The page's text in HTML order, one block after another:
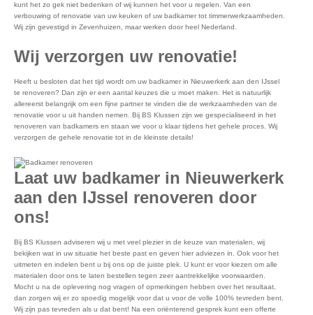
kunt het zo gek niet bedenken of wij kunnen het voor u regelen. Van een
verbouwing of renovatie van uw keuken of uw badkamer tot timmerwerkzaamheden.
Wij zijn gevestigd in Zevenhuizen, maar werken door heel Nederland.
Wij verzorgen uw renovatie!
Heeft u besloten dat het tijd wordt om uw badkamer in Nieuwerkerk aan den IJssel
te renoveren? Dan zijn er een aantal keuzes die u moet maken. Het is natuurlijk
allereerst belangrijk om een fijne partner te vinden die de werkzaamheden van de
renovatie voor u uit handen nemen. Bij BS Klussen zijn we gespecialiseerd in het
renoveren van badkamers en staan we voor u klaar tijdens het gehele proces. Wij
verzorgen de gehele renovatie tot in de kleinste details!
Laat uw badkamer in Nieuwerkerk
aan den IJssel renoveren door
ons!
Bij BS Klussen adviseren wij u met veel plezier in de keuze van materialen, wij
bekijken wat in uw situatie het beste past en geven hier adviezen in. Ook voor het
uitmeten en indelen bent u bij ons op de juiste plek. U kunt er voor kiezen om alle
materialen door ons te laten bestellen tegen zeer aantrekkelijke voorwaarden.
Mocht u na de oplevering nog vragen of opmerkingen hebben over het resultaat,
dan zorgen wij er zo spoedig mogelijk voor dat u voor de volle 100% tevreden bent.
Wij zijn pas tevreden als u dat bent! Na een oriënterend gesprek kunt een offerte